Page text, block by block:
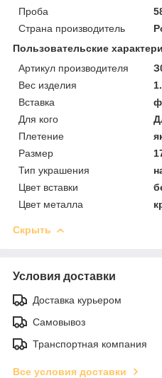
Проба
Страна производитель
Пользовательские
Артикул производителя
Вес изделия
Вставка
Для кого
Плетение
Размер
Тип украшения
Цвет вставки
Цвет металла
Скрыть
Условия доставки
Доставка курьером
Самовывоз
Транспортная компания
Все условия доставки